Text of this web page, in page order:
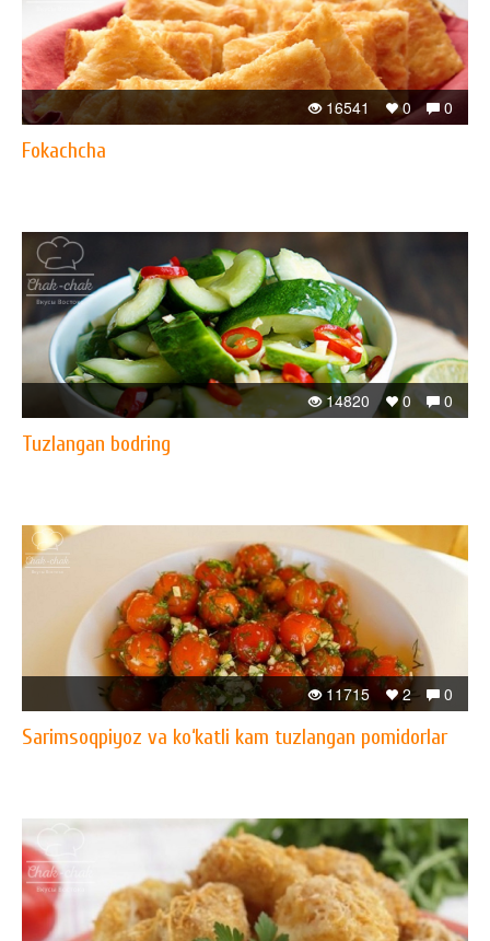
0
0
16541
Fokachcha
0
0
14820
Tuzlangan bodring
0
2
11715
Sarimsoqpiyoz va ko‘katli kam tuzlangan pomidorlar